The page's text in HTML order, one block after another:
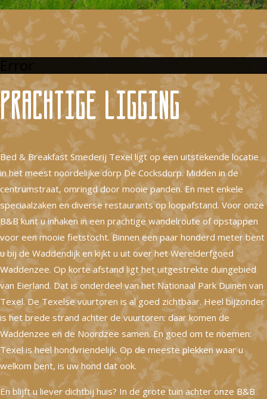
Prachtige ligging
Bed & Breakfast Smederij Texel ligt op een uitstekende locatie
in het meest noordelijke dorp De Cocksdorp. Midden in de
centrumstraat, omringd door mooie panden. En met enkele
speciaalzaken en diverse restaurants op loopafstand. Voor onze
B&B kunt u inhaken in een prachtige wandelroute of opstappen
voor een mooie fietstocht. Binnen een paar honderd meter bent
u bij de Waddendijk en kijkt u uit over het Werelderfgoed
Waddenzee. Op korte afstand ligt het uitgestrekte duingebied
van Eierland. Dat is onderdeel van het Nationaal Park Duinen van
Texel. De Texelse vuurtoren is al goed zichtbaar. Heel bijzonder
is het brede strand achter de vuurtoren: daar komen de
Waddenzee en de Noordzee samen. En goed om te noemen:
Texel is heel hondvriendelijk. Op de meeste plekken waar u
welkom bent, is uw hond dat ook.
En blijft u liever dichtbij huis? In de grote tuin achter onze B&B